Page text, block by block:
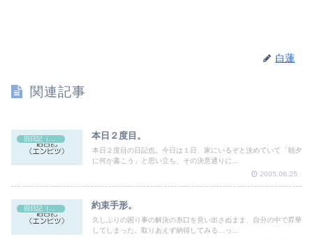
白蓮
関連記事
旧日記（エンピツ） 本日２度目。
本日２度目の日記也。今日は１日、家にいるぞと決めていて「朝夕
に何か書こう」と思い立ち、その決意通りに...
2005.06.25
旧日記（エンピツ） 約束手形。
久しぶりの困り事の解決の糸口を見い出さぬまま、自分の中で昇華
してしまった。取りあえず納得してみる…っ...